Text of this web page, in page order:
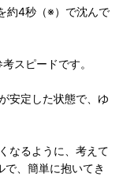
約4秒（※）で沈んで
スピードです。
安定した状態で、ゆ
なるように、考えて
、簡単に抱いてき